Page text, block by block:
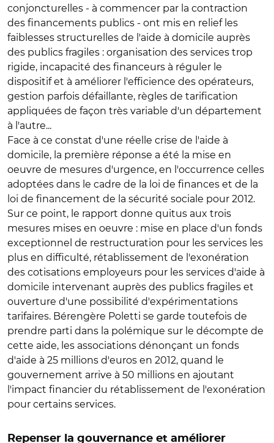
conjoncturelles - à commencer par la contraction
des financements publics - ont mis en relief les
faiblesses structurelles de l'aide à domicile auprès
des publics fragiles : organisation des services trop
rigide, incapacité des financeurs à réguler le
dispositif et à améliorer l'efficience des opérateurs,
gestion parfois défaillante, règles de tarification
appliquées de façon très variable d'un département
à l'autre...
Face à ce constat d'une réelle crise de l'aide à
domicile, la première réponse a été la mise en
oeuvre de mesures d'urgence, en l'occurrence celles
adoptées dans le cadre de la loi de finances et de la
loi de financement de la sécurité sociale pour 2012.
Sur ce point, le rapport donne quitus aux trois
mesures mises en oeuvre : mise en place d'un fonds
exceptionnel de restructuration pour les services les
plus en difficulté, rétablissement de l'exonération
des cotisations employeurs pour les services d'aide à
domicile intervenant auprès des publics fragiles et
ouverture d'une possibilité d'expérimentations
tarifaires. Bérengère Poletti se garde toutefois de
prendre parti dans la polémique sur le décompte de
cette aide, les associations dénonçant un fonds
d'aide à 25 millions d'euros en 2012, quand le
gouvernement arrive à 50 millions en ajoutant
l'impact financier du rétablissement de l'exonération
pour certains services.
Repenser la gouvernance et améliorer